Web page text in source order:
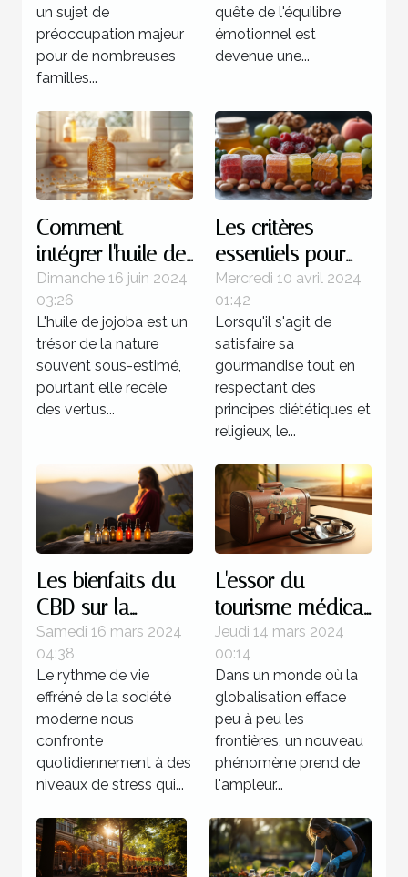
un sujet de
préoccupation majeur
pour de nombreuses
familles...
quête de l'équilibre
émotionnel est
devenue une...
Comment
intégrer l'huile de
jojoba dans votre
routine
quotidienne de
soins ?
Dimanche 16 juin 2024
03:26
L'huile de jojoba est un
trésor de la nature
souvent sous-estimé,
pourtant elle recèle
des vertus...
Les critères
essentiels pour
choisir des
bonbons halal :
santé et religion
en accord
Mercredi 10 avril 2024
01:42
Lorsqu'il s'agit de
satisfaire sa
gourmandise tout en
respectant des
principes diététiques et
religieux, le...
Les bienfaits du
CBD sur la
gestion du stress
quotidien
Samedi 16 mars 2024
04:38
Le rythme de vie
effréné de la société
moderne nous
confronte
quotidiennement à des
niveaux de stress qui...
L'essor du
tourisme médical
et ses
implications
Jeudi 14 mars 2024
00:14
Dans un monde où la
globalisation efface
peu à peu les
frontières, un nouveau
phénomène prend de
l'ampleur...